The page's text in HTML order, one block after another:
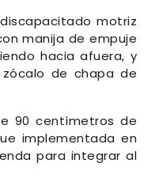
motriz
manija de empuje
hacia afuera, y
de chapa de
90 centímetros de
implementada en
para integrar al